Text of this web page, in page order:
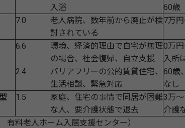
入浴
60歳
7.0
老人病院、数年前から廃止が検
討されている
7万
6.6
環境、経済的理由で自宅が無理
の場合、社会復帰、自立支援
0万
入所
2.4
バリアフリーの公的賃貸住宅、
生活相談、緊急対応
60歳
なし
1.5
家庭、住宅の事情で同居が困難
な人、要介護状態で退去
3万
介護
有料老人ホーム入居支援センター）